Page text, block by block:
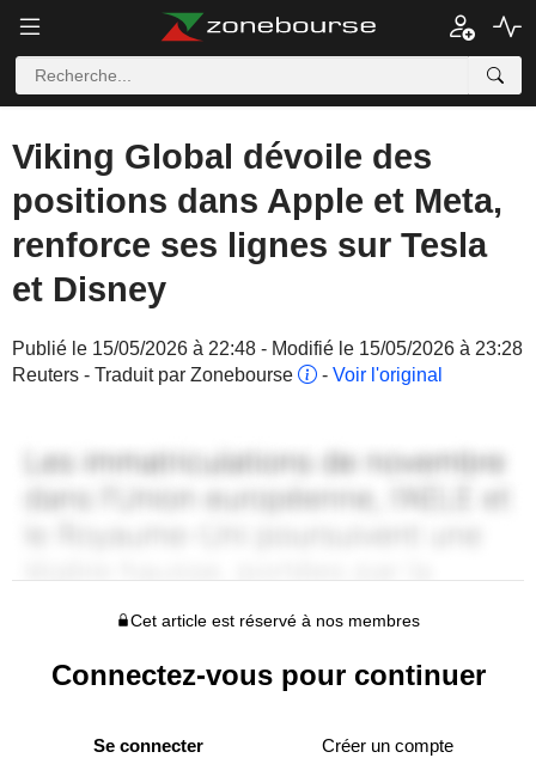
Viking Global dévoile des
positions dans Apple et Meta,
renforce ses lignes sur Tesla
et Disney
Publié le 15/05/2026 à 22:48 - Modifié le 15/05/2026 à 23:28
Reuters - Traduit par Zonebourse
- Voir l'original
Cet article est réservé à nos membres
Connectez-vous pour continuer
Se connecter Créer un compte